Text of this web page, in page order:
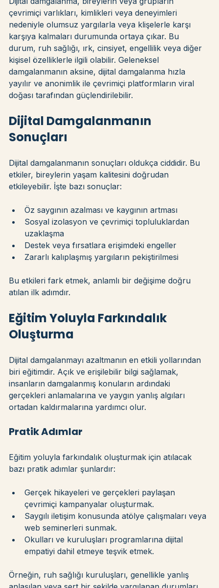
Güncelleme tarihi:2 Şub
Dijital damgalanma, bireylerin veya grupların
çevrimiçi varlıkları, kimlikleri veya deneyimleri
nedeniyle olumsuz yargılarla veya klişelerle karşı
karşıya kalmaları durumunda ortaya çıkar. Bu
durum, ruh sağlığı, ırk, cinsiyet, engellilik veya diğer
kişisel özelliklerle ilgili olabilir. Geleneksel
damgalanmanın aksine, dijital damgalanma hızla
yayılır ve anonimlik ile çevrimiçi platformların viral
Dijital Damgalanmanın
Dijital damgalanmanın sonuçları oldukça ciddidir. Bu
etkiler, bireylerin yaşam kalitesini doğrudan
Öz saygının azalması ve kaygının artması
Sosyal izolasyon ve çevrimiçi topluluklardan
uzaklaşma
Destek veya fırsatlara erişimdeki engeller
Bu etkileri fark etmek, anlamlı bir değişime doğru
Eğitim Yoluyla Farkındalık
Dijital damgalanmayı azaltmanın en etkili yollarından
biri eğitimdir. Açık ve erişilebilir bilgi sağlamak,
insanların damgalanmış konuların ardındaki
gerçekleri anlamalarına ve yaygın yanlış algıları
Eğitim yoluyla farkındalık oluşturmak için atılacak
Gerçek hikayeleri ve gerçekleri paylaşan
çevrimiçi kampanyalar oluşturmak.
Saygılı iletişim konusunda atölye çalışmaları veya
web seminerleri sunmak.
Okulları ve kuruluşları programlarına dijital